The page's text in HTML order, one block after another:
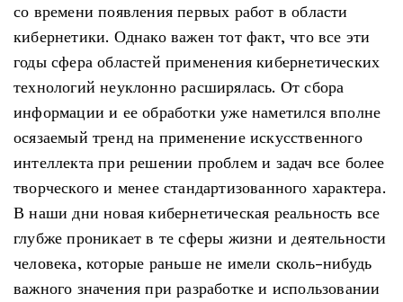
со времени появления первых работ в области
кибернетики. Однако важен тот факт, что все эти
годы сфера областей применения кибернетических
технологий неуклонно расширялась. От сбора
информации и ее обработки уже наметился вполне
осязаемый тренд на применение искусственного
интеллекта при решении проблем и задач все более
творческого и менее стандартизованного характера.
В наши дни новая кибернетическая реальность все
глубже проникает в те сферы жизни и деятельности
человека, которые раньше не имели сколь-нибудь
важного значения при разработке и использовании